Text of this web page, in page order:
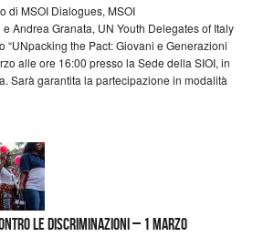
di MSOI Dialogues, MSOI
Andrea Granata, UN Youth Delegates of Italy
“UNpacking the Pact: Giovani e Generazioni
alle ore 16:00 presso la Sede della SIOI, in
Sarà garantita la partecipazione in modalità
le Discriminazioni – 1 marzo